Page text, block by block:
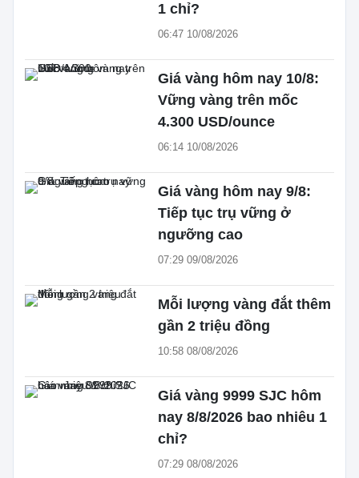
1 chỉ?
06:47 10/08/2026
Giá vàng hôm nay 10/8:
Vững vàng trên mốc
4.300 USD/ounce
06:14 10/08/2026
Giá vàng hôm nay 9/8:
Tiếp tục trụ vững ở
ngưỡng cao
07:29 09/08/2026
Mỗi lượng vàng đắt thêm
gần 2 triệu đồng
10:58 08/08/2026
Giá vàng 9999 SJC hôm
nay 8/8/2026 bao nhiêu 1
chỉ?
07:29 08/08/2026